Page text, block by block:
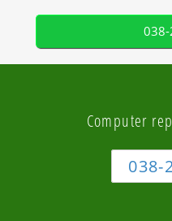
Computer
038-